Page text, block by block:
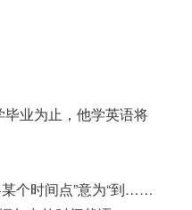
业为止，他学英语将
个时间点”意为“到……